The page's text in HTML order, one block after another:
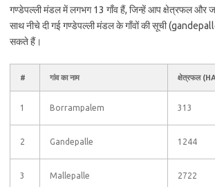
गण्डेपल्ली मंडल में लगभग 13 गाँव हैं, जिन्हें आप क्षेत्रफल और
साथ नीचे दी गई गण्डेपल्ली मंडल के गाँवों की सूची
सकते हैं।
# गांव का नाम क्षेत्रफल
1 Borrampalem 313
2 Gandepalle 1244
3 Mallepalle 2722